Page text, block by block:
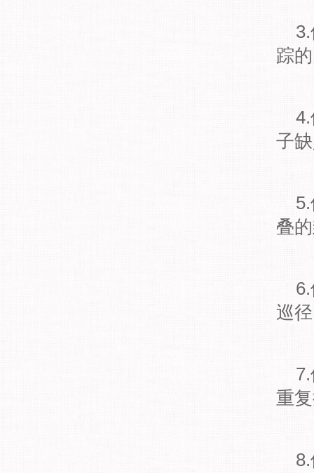
3.
踪
4.
子
5.
叠
6.
巡
7.
重
8.